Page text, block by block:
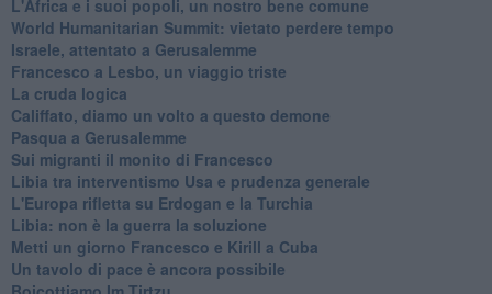
L'Africa e i suoi popoli, un nostro bene comune
World Humanitarian Summit: vietato perdere tempo
Israele, attentato a Gerusalemme
Francesco a Lesbo, un viaggio triste
La cruda logica
Califfato, diamo un volto a questo demone
Pasqua a Gerusalemme
Sui migranti il monito di Francesco
Libia tra interventismo Usa e prudenza generale
L'Europa rifletta su Erdogan e la Turchia
Libia: non è la guerra la soluzione
Metti un giorno Francesco e Kirill a Cuba
Un tavolo di pace è ancora possibile